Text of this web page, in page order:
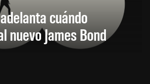
cuándo
nuevo James Bond